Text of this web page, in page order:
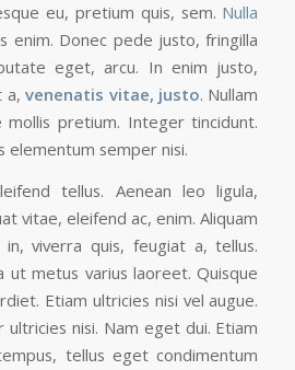
eu, pretium quis, sem. Nulla
enim. Donec pede justo, fringilla
eget, arcu. In enim justo,
a,venenatis vitae, justo. Nullam
pretium. Integer tincidunt.
elementum semper nisi.
tellus. Aenean leo ligula,
vitae, eleifend ac, enim. Aliquam
viverra quis, feugiat a, tellus.
ut metus varius laoreet. Quisque
Etiam ultricies nisi vel augue.
ultricies nisi. Nam eget dui. Etiam
tellus eget condimentum